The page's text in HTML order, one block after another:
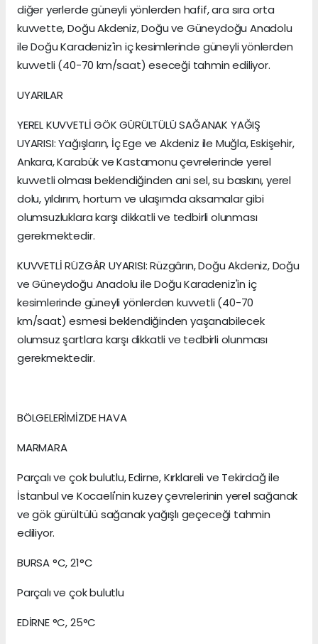
diğer yerlerde güneyli yönlerden hafif, ara sıra orta
kuvvette, Doğu Akdeniz, Doğu ve Güneydoğu Anadolu
ile Doğu Karadeniz'in iç kesimlerinde güneyli yönlerden
kuvvetli (40-70 km/saat) eseceği tahmin ediliyor.
UYARILAR
YEREL KUVVETLİ GÖK GÜRÜLTÜLÜ SAĞANAK YAĞIŞ
UYARISI: Yağışların, İç Ege ve Akdeniz ile Muğla, Eskişehir,
Ankara, Karabük ve Kastamonu çevrelerinde yerel
kuvvetli olması beklendiğinden ani sel, su baskını, yerel
dolu, yıldırım, hortum ve ulaşımda aksamalar gibi
olumsuzluklara karşı dikkatli ve tedbirli olunması
gerekmektedir.
KUVVETLİ RÜZGÂR UYARISI: Rüzgârın, Doğu Akdeniz, Doğu
ve Güneydoğu Anadolu ile Doğu Karadeniz'in iç
kesimlerinde güneyli yönlerden kuvvetli (40-70
km/saat) esmesi beklendiğinden yaşanabilecek
olumsuz şartlara karşı dikkatli ve tedbirli olunması
gerekmektedir.
BÖLGELERİMİZDE HAVA
MARMARA
Parçalı ve çok bulutlu, Edirne, Kırklareli ve Tekirdağ ile
İstanbul ve Kocaeli'nin kuzey çevrelerinin yerel sağanak
ve gök gürültülü sağanak yağışlı geçeceği tahmin
ediliyor.
BURSA °C, 21°C
Parçalı ve çok bulutlu
EDİRNE °C, 25°C